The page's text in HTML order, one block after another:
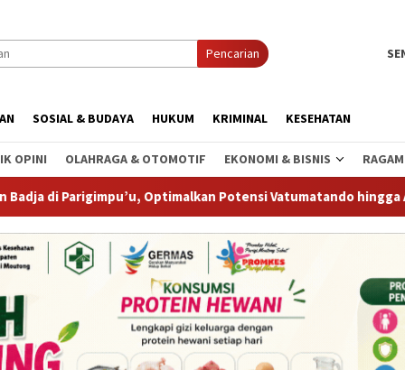
Pencarian
SOSIAL & BUDAYA HUKUM KRIMINAL KESEHATAN
OPINI OLAHRAGA & OTOMOTIF EKONOMI & BISNIS RAGAM
Optimalkan Potensi Vatumatando hingga Ajak Gekrafs Dorong